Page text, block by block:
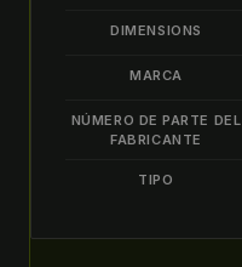
DIMENSIONS
MARCA
NÚMERO DE PARTE DEL
FABRICANTE
TIPO